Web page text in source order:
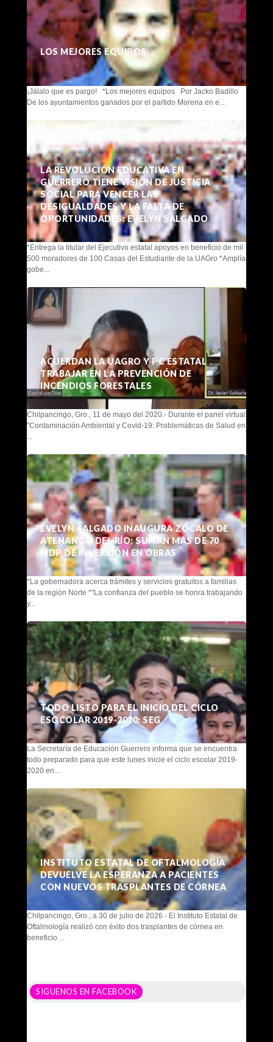
LOS MEJORES EQUIPOS
¡Jálalo que es pargo! *Los mejores equipos Por Jacko Badillo
De los ayuntamientos ganados por el partido Morena en e...
LA REVOLUCIÓN EDUCATIVA EN
GUERRERO TIENE VISIÓN DE JUSTICIA
SOCIAL PARA VENCER LAS
DESIGUALDADES Y LA FALTA DE
OPORTUNIDADES: EVELYN SALGADO
*Entrega la titular del Ejecutivo estatal apoyos en beneficio de mil
500 moradores de 100 Casas del Estudiante de la UAGro *Amplía
gobe...
ACUERDAN LA UAGRO Y PC ESTATAL
TRABAJAR EN LA PREVENCIÓN DE
INCENDIOS FORESTALES
Chilpancingo, Gro., 11 de mayo del 2020.- Durante el panel virtual
"Contaminación Ambiental y Covid-19: Problemáticas de Salud en
...
EVELYN SALGADO INAUGURA ZÓCALO DE
ATENANGO DEL RÍO; SUMAN MÁS DE 70
MDP DE INVERSIÓN EN OBRAS
*La gobernadora acerca trámites y servicios gratuitos a familias
de la región Norte *"La confianza del pueblo se honra trabajando
y...
TODO LISTO PARA EL INICIO DEL CICLO
ESOCOLAR 2019-2020: SEG
La Secretaría de Educación Guerrero informa que se encuentra
todo preparado para que este lunes inicie el ciclo escolar 2019-
2020 en...
INSTITUTO ESTATAL DE OFTALMOLOGÍA
DEVUELVE LA ESPERANZA A PACIENTES
CON NUEVOS TRASPLANTES DE CÓRNEA
Chilpancingo, Gro., a 30 de julio de 2026.- El Instituto Estatal de
Oftalmología realizó con éxito dos trasplantes de córnea en
beneficio ...
SIGUENOS EN FACEBOOK